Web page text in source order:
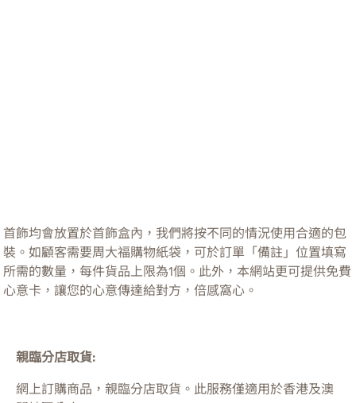
首飾均會放置於首飾盒內，我們將按不同的情況使用合適的包
裝。如顧客需要周大福購物紙袋，可於訂單「備註」位置填寫
所需的數量，每件貨品上限為1個。此外，本網站更可提供免費
心意卡，讓您的心意傳達給對方，倍感窩心。
親臨分店取貨:
網上訂購商品，親臨分店取貨。此服務僅適用於香港及澳